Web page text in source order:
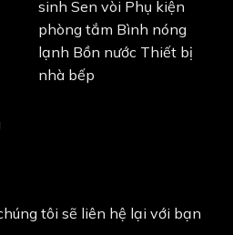
sinh Sen vòi Phụ kiện
phòng tắm Bình nóng
lạnh Bồn nước Thiết bị
nhà bếp
tôi sẽ liên hệ lại với bạn